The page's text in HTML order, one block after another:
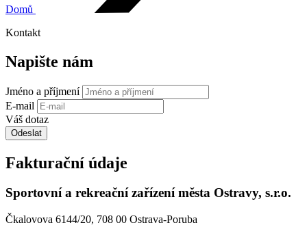
Domů
Kontakt
Napište nám
Jméno a příjmení
E-mail
Váš dotaz
Odeslat
Fakturační údaje
Sportovní a rekreační zařízení města Ostravy, s.r.o.
Čkalovova 6144/20, 708 00 Ostrava-Poruba